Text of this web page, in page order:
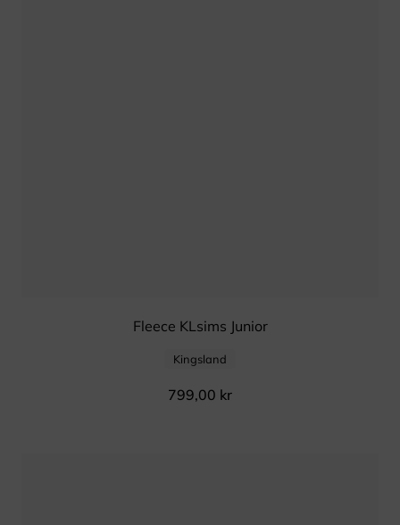
Fleece KLsims Junior
Kingsland
799,00 kr